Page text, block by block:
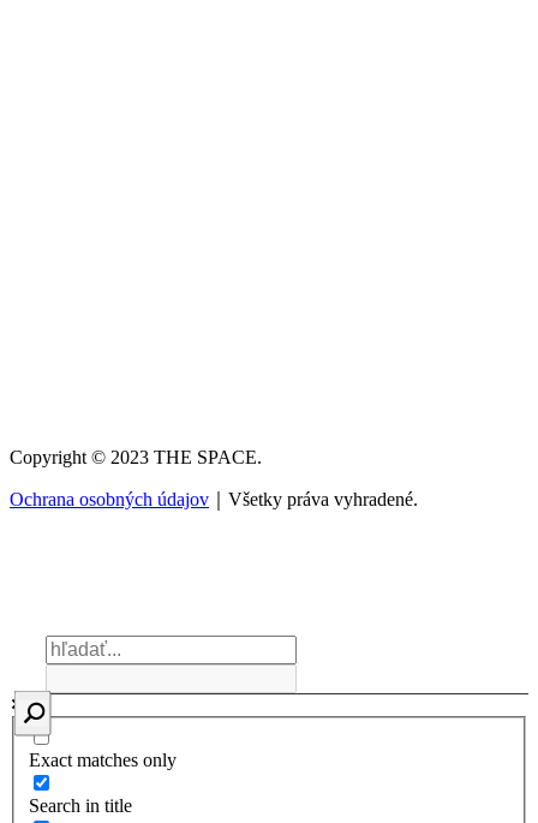
Copyright © 2023 THE SPACE.
Ochrana osobných údajov ｜Všetky práva vyhradené.
Exact matches only
Search in title